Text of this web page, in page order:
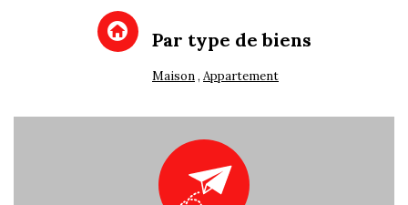
25KM
Recherche
+ de critères +
Par type de biens
Maison Appartement